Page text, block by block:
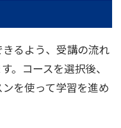
るよう、受講の流れ
。コースを選択後、
を使って学習を進め